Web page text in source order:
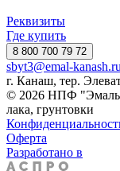
Реквизиты
Где купить
8 800 700 79 72
sbyt3@emal-kanash.ru
г. Канаш, тер.
© 2026 НПФ "Эмаль"
лака, грунтовки
Оферта
Разработано в